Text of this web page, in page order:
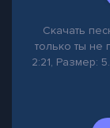
Скачать
только ты не
2:21, Размер: